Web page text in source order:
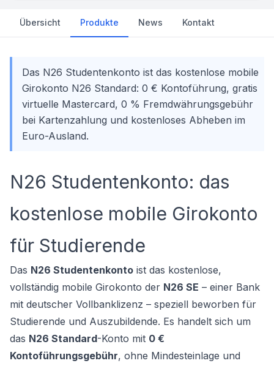
Übersicht Produkte News Kontakt
Das N26 Studentenkonto ist das kostenlose mobile
Girokonto N26 Standard: 0 € Kontoführung, gratis
virtuelle Mastercard, 0 % Fremdwährungsgebühr
bei Kartenzahlung und kostenloses Abheben im
Euro-Ausland.
N26 Studentenkonto: das
kostenlose mobile Girokonto
für Studierende
Das N26 Studentenkonto ist das kostenlose,
vollständig mobile Girokonto der N26 SE – einer Bank
mit deutscher Vollbanklizenz – speziell beworben für
Studierende und Auszubildende. Es handelt sich um
das N26 Standard-Konto mit 0 €
Kontoführungsgebühr, ohne Mindesteinlage und